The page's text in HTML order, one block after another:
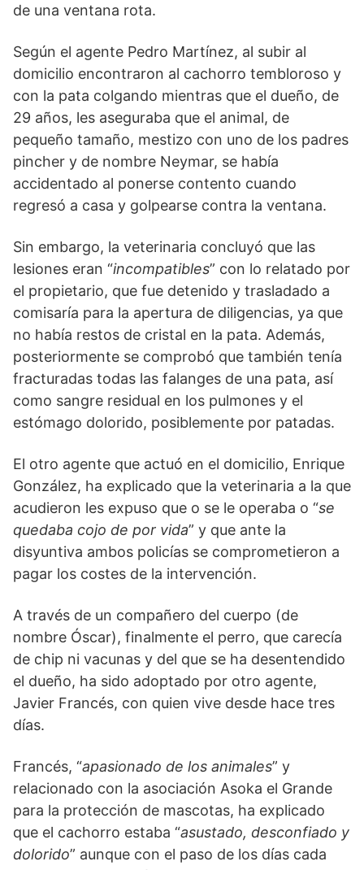
de una ventana rota.
Según el agente Pedro Martínez, al subir al
domicilio encontraron al cachorro tembloroso y
con la pata colgando mientras que el dueño, de
29 años, les aseguraba que el animal, de
pequeño tamaño, mestizo con uno de los padres
pincher y de nombre Neymar, se había
accidentado al ponerse contento cuando
regresó a casa y golpearse contra la ventana.
Sin embargo, la veterinaria concluyó que las
lesiones eran “incompatibles” con lo relatado por
el propietario, que fue detenido y trasladado a
comisaría para la apertura de diligencias, ya que
no había restos de cristal en la pata. Además,
posteriormente se comprobó que también tenía
fracturadas todas las falanges de una pata, así
como sangre residual en los pulmones y el
estómago dolorido, posiblemente por patadas.
El otro agente que actuó en el domicilio, Enrique
González, ha explicado que la veterinaria a la que
acudieron les expuso que o se le operaba o “se
quedaba cojo de por vida” y que ante la
disyuntiva ambos policías se comprometieron a
pagar los costes de la intervención.
A través de un compañero del cuerpo (de
nombre Óscar), finalmente el perro, que carecía
de chip ni vacunas y del que se ha desentendido
el dueño, ha sido adoptado por otro agente,
Javier Francés, con quien vive desde hace tres
días.
Francés, “apasionado de los animales” y
relacionado con la asociación Asoka el Grande
para la protección de mascotas, ha explicado
que el cachorro estaba “asustado, desconfiado y
dolorido” aunque con el paso de los días cada